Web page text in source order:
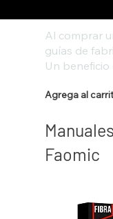
Al comprar
guías de
Un beneficio
Agrega al
Faomic